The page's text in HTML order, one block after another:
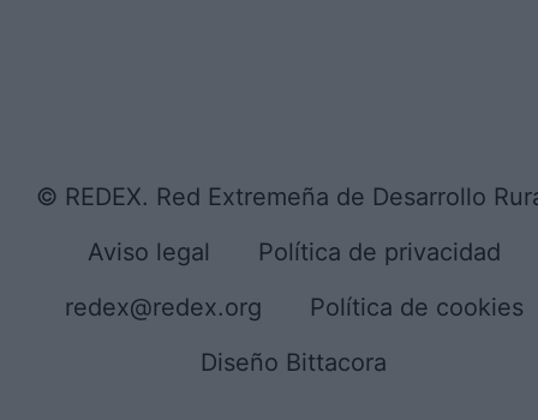
© REDEX. Red Extremeña de Desarrollo
Aviso legal
Política de privacidad
redex@redex.org
Política de cookies
Diseño Bittacora